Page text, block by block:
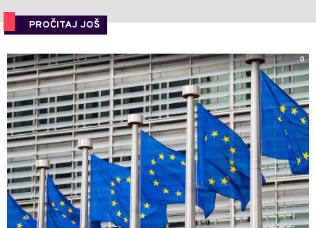
PROČITAJ JOŠ
0